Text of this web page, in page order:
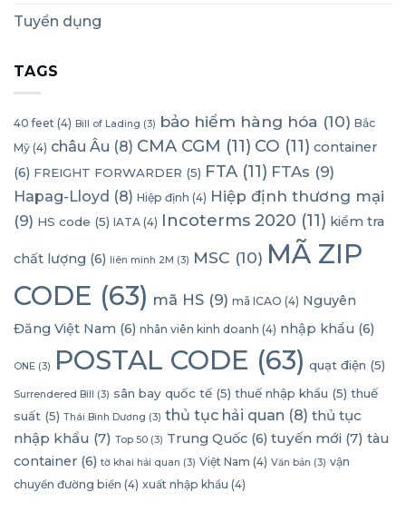
Tuyển dụng
TAGS
40 feet (4) Bill of Lading (3) bảo hiểm hàng hóa (10) Bắc
Mỹ (4) châu Âu (8) CMA CGM (11) CO (11) container
(6) FREIGHT FORWARDER (5) FTA (11) FTAs (9)
Hapag-Lloyd (8) Hiệp định (4) Hiệp định thương mại
(9) HS code (5) IATA (4) Incoterms 2020 (11) kiểm tra
chất lượng (6) liên minh 2M (3) MSC (10) MÃ ZIP
CODE (63) mã HS (9) mã ICAO (4) Nguyên
Đăng Việt Nam (6) nhân viên kinh doanh (4) nhập khẩu (6)
ONE (3) POSTAL CODE (63) quạt điện (5)
Surrendered Bill (3) sân bay quốc tế (5) thuế nhập khẩu (5) thuế
suất (5) Thái Bình Dương (3) thủ tục hải quan (8) thủ tục
nhập khẩu (7) Top 50 (3) Trung Quốc (6) tuyến mới (7) tàu
container (6) tờ khai hải quan (3) Việt Nam (4) Văn bản (3) vận
chuyển đường biển (4) xuất nhập khẩu (4)